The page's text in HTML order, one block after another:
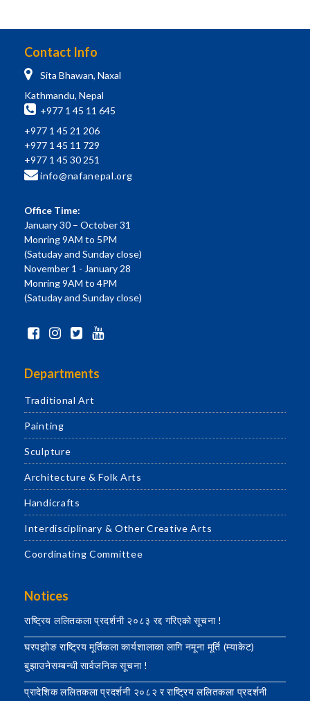
Contact Info
Sita Bhawan, Naxal
Kathmandu, Nepal
+977 1 45 11 645
+977 1 45 21 206
+977 1 45 11 729
+977 1 45 30 251
info@nafanepal.org
Office Time:
January 30 – October 31
Monring 9AM to 5PM
(Satuday and Sunday close)
November 1 - January 28
Monring 9AM to 4PM
(Satuday and Sunday close)
Departments
Traditional Art
Painting
Sculpture
Architecture & Folk Arts
Handicrafts
Interdisciplinary & Other Creative Arts
Coordinating Committee
Notices
राष्ट्रिय ललितकला प्रदर्शनी २०८३ रद्द गरिएको सूचना !
घरपझोङ राष्ट्रिय मूर्तिकला कार्यशालाका लागि नमूना मूर्ति (म्याकेट)
बुझाउनेसम्बन्धी सार्वजनिक सूचना !
प्रादेशिक ललितकला प्रदर्शनी २०८२ र राष्ट्रिय ललितकला प्रदर्शनी